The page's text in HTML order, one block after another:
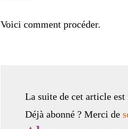
Voici comment procéder.
La suite de cet article est
Déjà abonné ? Merci de